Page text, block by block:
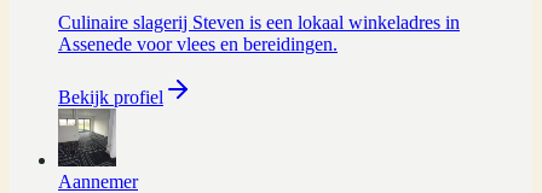
Culinaire slagerij Steven is een lokaal winkeladres in
Assenede voor vlees en bereidingen.
Bekijk profiel
Aannemer